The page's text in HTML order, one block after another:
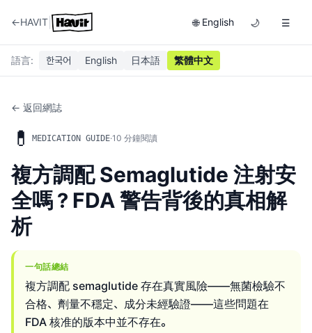
←HAVIT 🌐 English 🌙 ☰
語言: 한국어 English 日本語 繁體中文
← 返回網誌
💊 MEDICATION GUIDE·10 分鐘閱讀
複方調配 Semaglutide 注射安
全嗎？FDA 警告背後的真相解
析
一句話總結
複方調配 semaglutide 存在真實風險——無菌檢驗不
合格、劑量不穩定、成分未經驗證——這些問題在
FDA 核准的版本中並不存在。